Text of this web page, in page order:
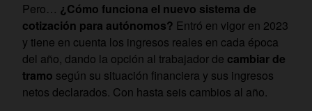
Pero… ¿Cómo funciona el nuevo sistema de
cotización para autónomos? Entró en vigor en 2023
y tiene en cuenta los ingresos reales en cada época
del año, dando la opción al trabajador de cambiar de
tramo según su situación financiera y sus ingresos
netos declarados. Con hasta seis cambios al año.